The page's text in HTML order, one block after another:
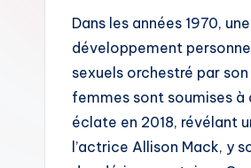
Dans les années 1970,
développement
sexuels orchestré par
femmes sont soumises à
éclate en 2018, révélant
l’actrice Allison Mack, y